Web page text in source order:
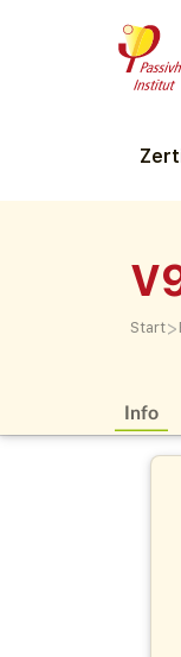
Start>
Info